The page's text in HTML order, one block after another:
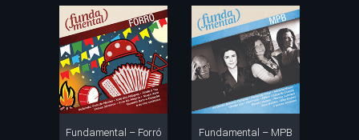
Fundamental – Forró Fundamental – MPB